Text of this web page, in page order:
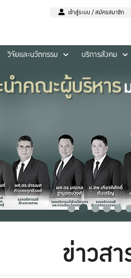
เข้าสู่ระบบ / สมัครสมาชิก
วิจัยและนวัตกรรม บริการสังคม
ข่าวส